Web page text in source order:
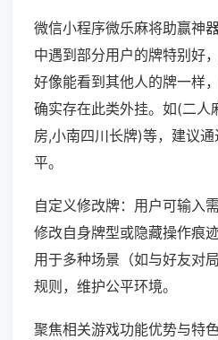
微信小程序微乐麻将助赢神
中遇到部分用户的牌特别好
好像能看到其他人的牌一样
确实存在此类外挂。如(二人
房,小南四川长牌)等，建议
平。
自定义修改牌：用户可输入
修改自身牌型或隐藏操作痕
用于多种场景（如与好友对
规则，维护公平环境。
聚焦相关游戏功能优势与特色